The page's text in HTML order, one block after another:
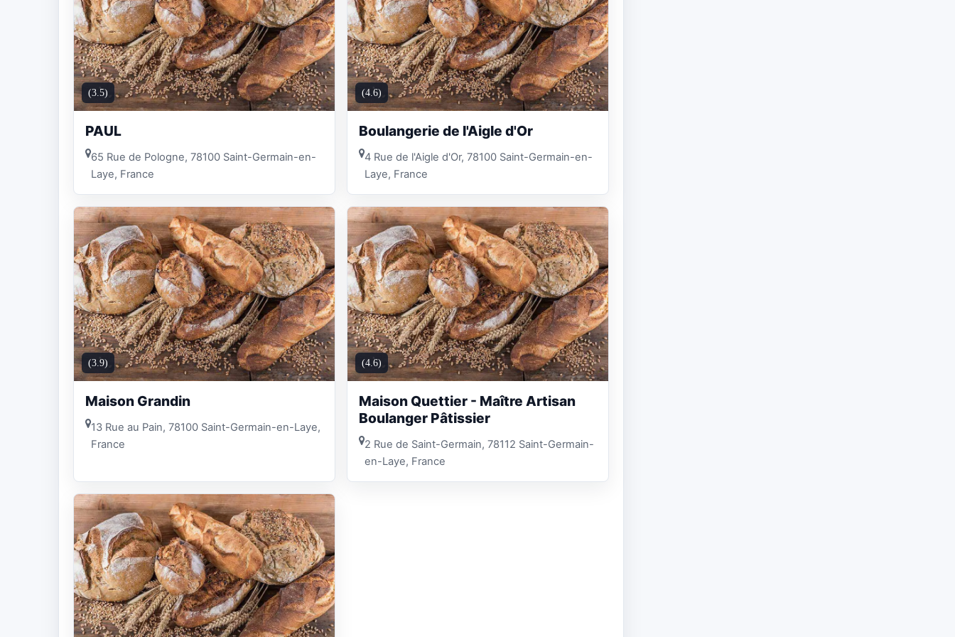
(3.5)
PAUL
65 Rue de Pologne, 78100 Saint-Germain-en-
Laye, France
(4.6)
Boulangerie de l'Aigle d'Or
4 Rue de l'Aigle d'Or, 78100 Saint-Germain-en-
Laye, France
(3.9)
Maison Grandin
13 Rue au Pain, 78100 Saint-Germain-en-Laye,
France
(4.6)
Maison Quettier - Maître Artisan
Boulanger Pâtissier
2 Rue de Saint-Germain, 78112 Saint-Germain-
en-Laye, France